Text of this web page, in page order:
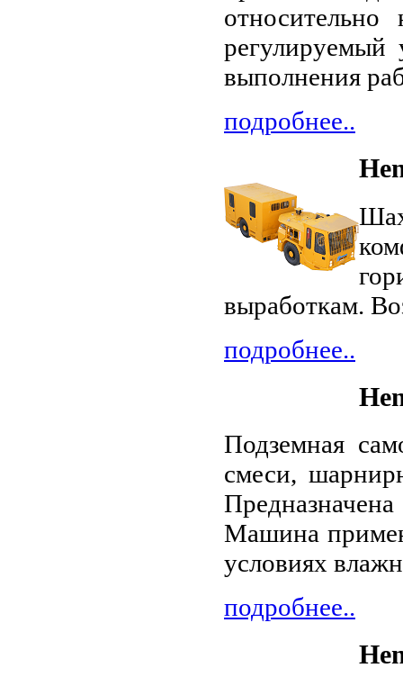
регулируемый
выполнения
подробнее..
выработкам.
подробнее..
Подземная
смеси,
Машина
условиях
подробнее..